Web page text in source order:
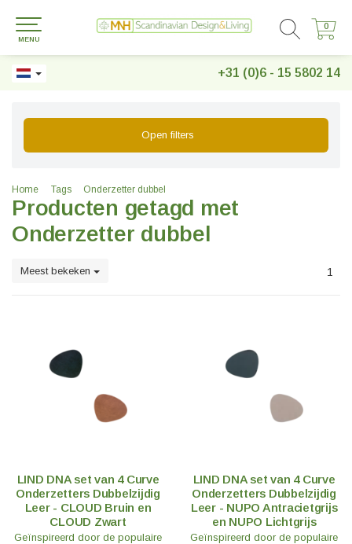
+31 (0)6 - 15 5802 14
0
0
MENU
Open filters
Home Tags Onderzetter dubbel
Producten getagd met
Onderzetter dubbel
Meest bekeken 1
LIND DNA set van 4 Curve
Onderzetters Dubbelzijdig
Leer - CLOUD Bruin en
CLOUD Zwart
Geïnspireerd door de populaire
LIND DNA set van 4 Curve
Onderzetters Dubbelzijdig
Leer - NUPO Antracietgrijs
en NUPO Lichtgrijs
Geïnspireerd door de populaire